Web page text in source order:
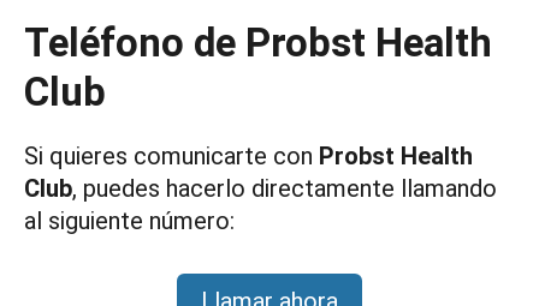
Teléfono de Probst Health
Club
Si quieres comunicarte con Probst Health
Club, puedes hacerlo directamente llamando
al siguiente número: